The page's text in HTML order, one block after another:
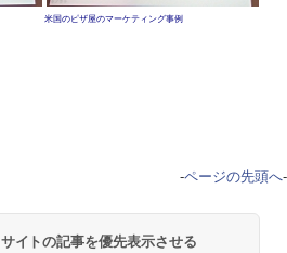
米国のピザ屋のマーケティング事例
-ページの先頭へ-
イトの記事を優先表示させる